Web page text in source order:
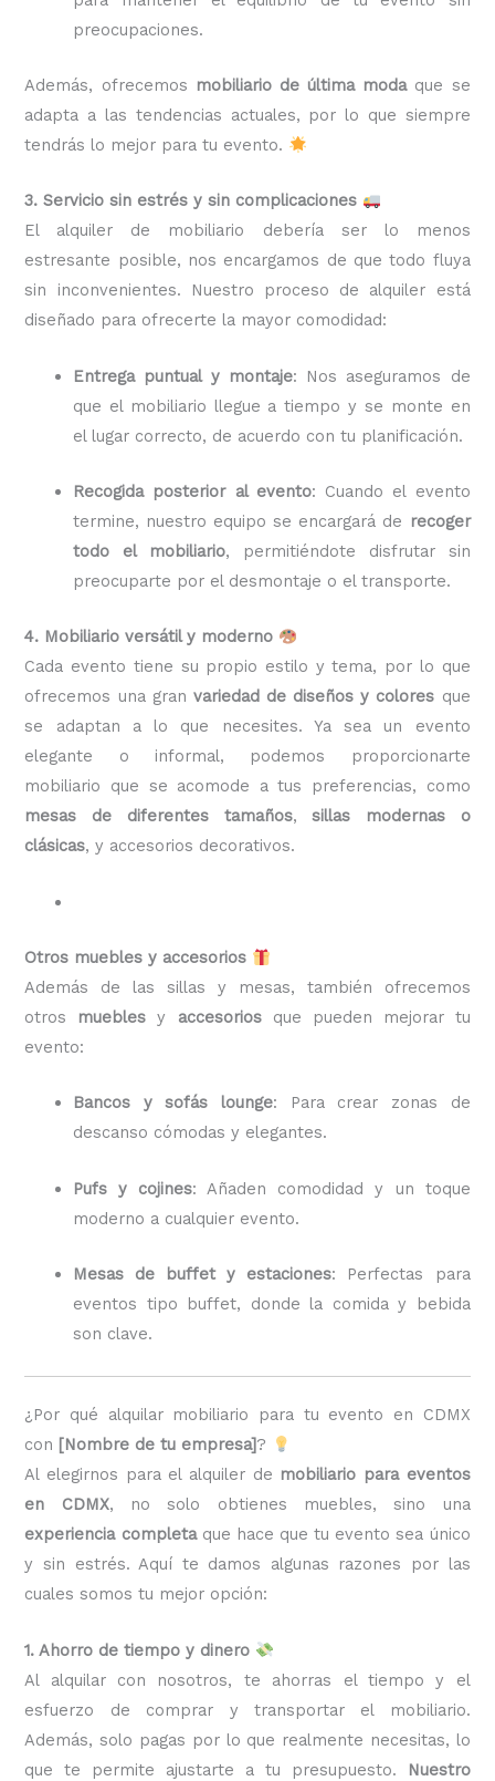
preocupaciones.
Además, ofrecemos mobiliario de última modaque se
adapta a las tendencias actuales, por lo que siempre
tendrás lo mejor para tu evento.
3. Servicio sin estrés y sin complicaciones
El alquiler de mobiliario debería ser lo menos
estresante posible, nos encargamos de que todo fluya
sin inconvenientes. Nuestro proceso de alquiler está
diseñado para ofrecerte la mayor comodidad:
Entrega puntual y montaje: Nos aseguramos de
que el mobiliario llegue a tiempo y se monte en
el lugar correcto, de acuerdo con tu planificación.
Recogida posterior al evento: Cuando el evento
termine, nuestro equipo se encargará de recoger
todo el mobiliario, permitiéndote disfrutar sin
preocuparte por el desmontaje o el transporte.
4. Mobiliario versátil y moderno
Cada evento tiene su propio estilo y tema, por lo que
ofrecemos una gran variedad de diseños y colores que
se adaptan a lo que necesites. Ya sea un evento
elegante o informal, podemos proporcionarte
mobiliario que se acomode a tus preferencias, como
mesas de diferentes tamaños,sillas modernas o
clásicas, y accesorios decorativos.
Otros muebles y accesorios
Además de las sillas y mesas, también ofrecemos
otros muebles y accesoriosque pueden mejorar tu
evento:
Bancos y sofás lounge: Para crear zonas de
descanso cómodas y elegantes.
Pufs y cojines: Añaden comodidad y un toque
moderno a cualquier evento.
Mesas de buffet y estaciones: Perfectas para
eventos tipo buffet, donde la comida y bebida
son clave.
¿Por qué alquilar mobiliario para tu evento en CDMX
con [Nombre de tu empresa]?
Al elegirnos para el alquiler de mobiliario para eventos
en CDMX, no solo obtienes muebles, sino una
experiencia completaque hace que tu evento sea único
y sin estrés. Aquí te damos algunas razones por las
cuales somos tu mejor opción:
1. Ahorro de tiempo y dinero
Al alquilar con nosotros, te ahorras el tiempo y el
esfuerzo de comprar y transportar el mobiliario.
Además, solo pagas por lo que realmente necesitas, lo
que te permite ajustarte a tu presupuesto.
Nuestro